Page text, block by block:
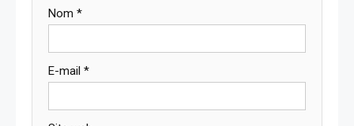
Nom *
E-mail *